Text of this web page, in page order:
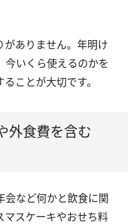
がありません。年明け
今いくら使えるのかを
ことが大切です。
外食費を含む
会など何かと飲食に関
マスケーキやおせち料